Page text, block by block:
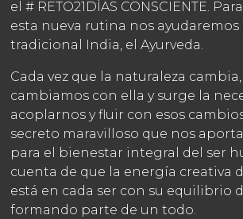
el # RETO21DÍAS CONSCIENTE.
esta nueva rutina nos
tradicional India, el Ayurveda.
Cada vez que la naturaleza
cambiamos con ella y surge la
acoplarnos y fluir con esos
secreto maravilloso que nos
para el bienestar integral del ser
cuenta de que la energía creativa
está en cada ser con su equilibrio
formando parte de un todo.